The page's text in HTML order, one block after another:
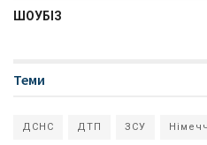
ШОУБІЗ
Теми
ДСНС ДТП ЗСУ